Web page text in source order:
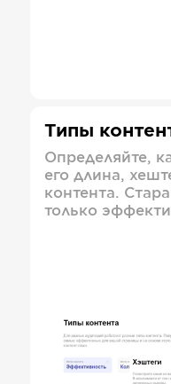
Типы
Определяйте,
его длина,
контента.
только